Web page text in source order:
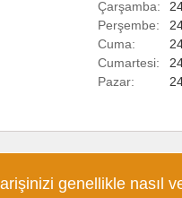
Çarşamba:
Perşembe:
Cuma:
Cumartesi:
Pazar:
genellikle nasıl